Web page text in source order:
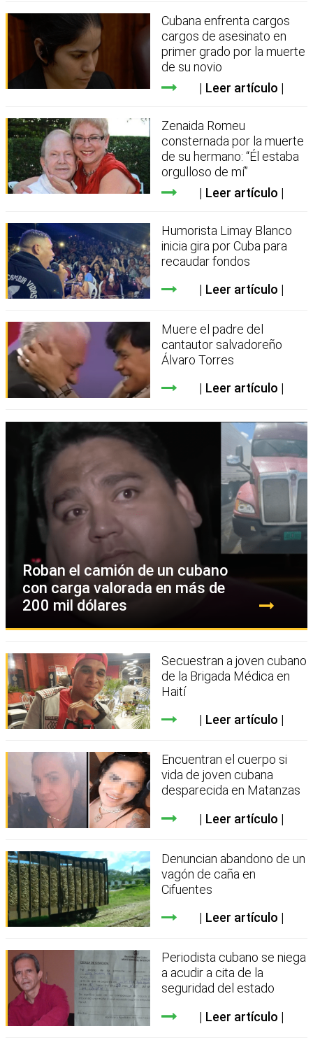
Cubana enfrenta cargos
cargos de asesinato en
primer grado por la muerte
de su novio
Leer artículo
Zenaida Romeu
consternada por la muerte
de su hermano: “Él estaba
orgulloso de mí”
Leer artículo
Humorista Limay Blanco
inicia gira por Cuba para
recaudar fondos
Leer artículo
Muere el padre del
cantautor salvadoreño
Álvaro Torres
Leer artículo
Roban el camión de un cubano
con carga valorada en más de
200 mil dólares
Secuestran a joven cubano
de la Brigada Médica en
Haití
Leer artículo
Encuentran el cuerpo si
vida de joven cubana
desparecida en Matanzas
Leer artículo
Denuncian abandono de un
vagón de caña en
Cifuentes
Leer artículo
Periodista cubano se niega
a acudir a cita de la
seguridad del estado
Leer artículo